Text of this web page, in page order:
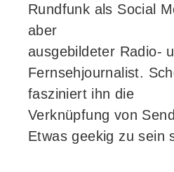
Rundfunk als Social
aber
ausgebildeter Radio-
Fernsehjournalist.
fasziniert ihn die
Verknüpfung von
Etwas geekig zu sein